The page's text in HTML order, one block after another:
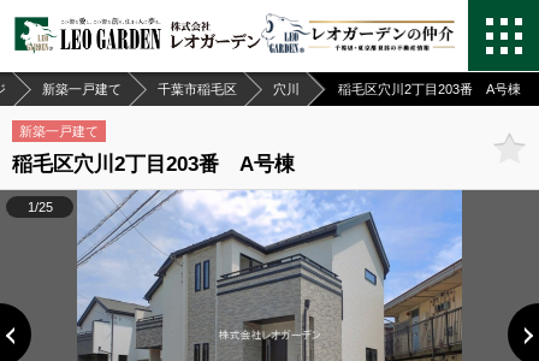
新築一戸建て 千葉市稲毛区 穴川 稲毛区穴川2丁目203番 A号棟
新築一戸建て
稲毛区穴川2丁目203番 A号棟
1/25